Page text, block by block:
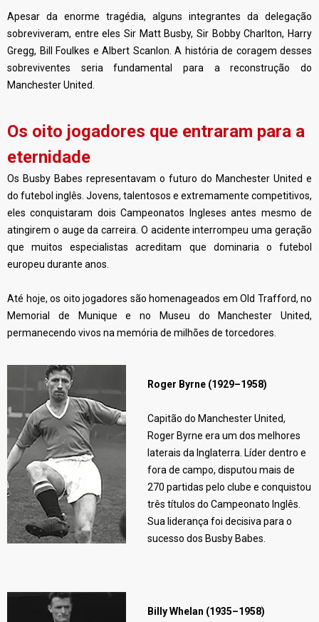
Apesar da enorme tragédia, alguns integrantes da delegação
sobreviveram, entre eles Sir Matt Busby, Sir Bobby Charlton, Harry
Gregg, Bill Foulkes e Albert Scanlon. A história de coragem desses
sobreviventes seria fundamental para a reconstrução do
Manchester United.
Os oito jogadores que entraram para a
eternidade
Os Busby Babes representavam o futuro do Manchester United e
do futebol inglês. Jovens, talentosos e extremamente competitivos,
eles conquistaram dois Campeonatos Ingleses antes mesmo de
atingirem o auge da carreira. O acidente interrompeu uma geração
que muitos especialistas acreditam que dominaria o futebol
europeu durante anos.
Até hoje, os oito jogadores são homenageados em Old Trafford, no
Memorial de Munique e no Museu do Manchester United,
permanecendo vivos na memória de milhões de torcedores.
Roger Byrne (1929–1958)
Capitão do Manchester United,
Roger Byrne era um dos melhores
laterais da Inglaterra. Líder dentro e
fora de campo, disputou mais de
270 partidas pelo clube e conquistou
três títulos do Campeonato Inglês.
Sua liderança foi decisiva para o
sucesso dos Busby Babes.
Billy Whelan (1935–1958)